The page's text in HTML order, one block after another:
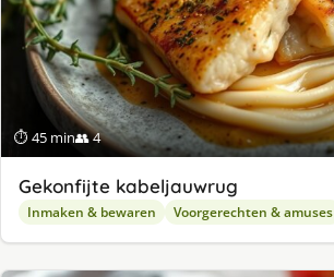
⏱ 45 min👥 4
Gekonfijte kabeljauwrug
Inmaken & bewaren Voorgerechten & amuses